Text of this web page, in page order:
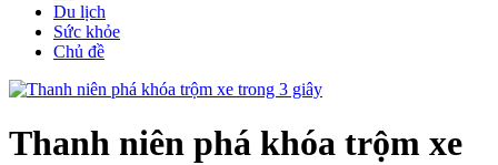
Du lịch
Sức khỏe
Chủ đề
Thanh niên phá khóa trộm xe